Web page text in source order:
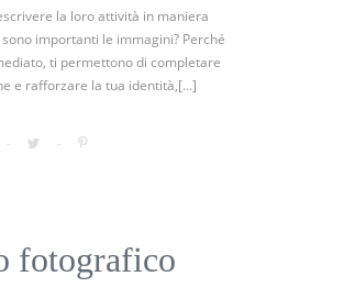
la loro attività in maniera
importanti le immagini? Perché
ti permettono di completare
e rafforzare la tua identità,[...]
fotografico